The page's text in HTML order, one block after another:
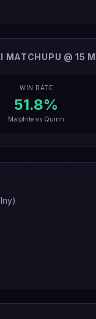
MATCHUPU @ 15
WIN RATE
51.8%
Malphite vs Quinn